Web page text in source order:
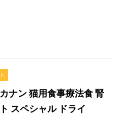
ナン 猫用食事療法食 腎
スペシャル ドライ